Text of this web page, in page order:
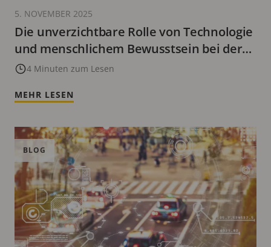
Die unverzichtbare Rolle von Technologie
und menschlichem Bewusstsein bei der
Bildverifikation
4 Minuten zum Lesen
5. NOVEMBER 2025
MEHR LESEN
BLOG